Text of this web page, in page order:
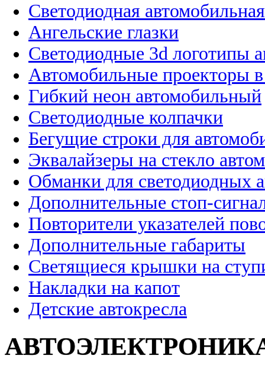
Светодиодная
Ангельские глазки
Светодиодные 3d логотипы
Автомобильные проекторы
Гибкий неон автомобильный
Светодиодные колпачки
Бегущие строки для
Эквалайзеры на стекло
Обманки для светодиодных
Дополнительные стоп-
Повторители указателей
Дополнительные габариты
Светящиеся крышки на
Накладки на капот
Детские автокресла